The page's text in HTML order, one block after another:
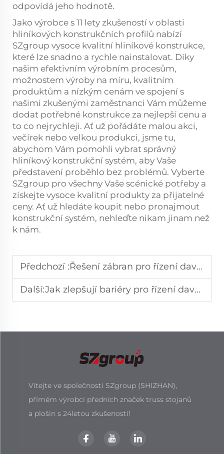
odpovídá jeho hodnotě.
Jako výrobce s 11 lety zkušeností v oblasti
hliníkových konstrukčních profilů nabízí
SZgroup vysoce kvalitní hliníkové konstrukce,
které lze snadno a rychle nainstalovat. Díky
našim efektivním výrobním procesům,
možnostem výroby na míru, kvalitním
produktům a nízkým cenám ve spojení s
našimi zkušenými zaměstnanci Vám můžeme
dodat potřebné konstrukce za nejlepší cenu a
to co nejrychleji. Ať už pořádáte malou akci,
večírek nebo velkou produkci, jsme tu,
abychom Vám pomohli vybrat správný
hliníkový konstrukční systém, aby Vaše
představení proběhlo bez problémů. Vyberte
SZgroup pro všechny Vaše scénické potřeby a
získejte vysoce kvalitní produkty za přijatelné
ceny. Ať už hledáte koupit nebo pronajmout
konstrukční systém, nehleďte nikam jinam než
k nám.
Předchozí :Řešení zábran pro řízení davu pro velké areály
Další:Jak zlepšují bariéry pro řízení davu bezpečnostní management akcí?
Vítejte ve společnosti SZgroup (SHIZHAN),
přímém výrobci předních značek truss stojanů
a plošin s 24letou zkušeností!